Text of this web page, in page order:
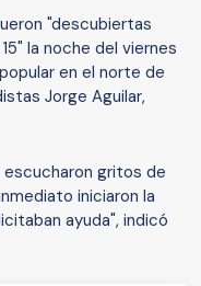
"descubiertas
la noche del viernes
en el norte de
Jorge Aguilar,
gritos de
iniciaron la
ayuda", indicó